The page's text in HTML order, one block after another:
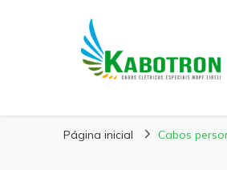
Kabotron
Página inicial Cabos